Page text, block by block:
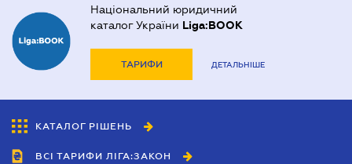
Національний юридичний
каталог України Liga:BOOK
ТАРИФИ ДЕТАЛЬНІШЕ
КАТАЛОГ РІШЕНЬ
ВСІ ТАРИФИ ЛІГА:ЗАКОН